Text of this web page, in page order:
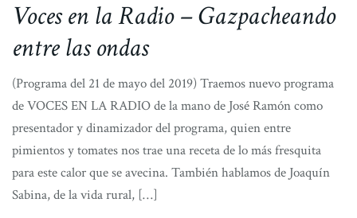
Voces en la Radio – Gazpacheando
entre las ondas
(Programa del 21 de mayo del 2019) Traemos nuevo programa
de VOCES EN LA RADIO de la mano de José Ramón como
presentador y dinamizador del programa, quien entre
pimientos y tomates nos trae una receta de lo más fresquita
para este calor que se avecina. También hablamos de Joaquín
Sabina, de la vida rural, […]